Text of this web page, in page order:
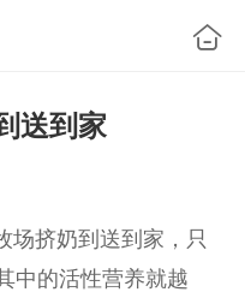
送到家
场挤奶到送到家，只
中的活性营养就越